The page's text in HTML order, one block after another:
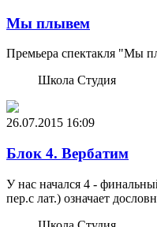
Мы плывем
Премьера спектакля "Мы
Школа Студия
26.07.2015 16:09
Блок 4. Вербатим
У нас начался 4 -
пер.с лат.) означает